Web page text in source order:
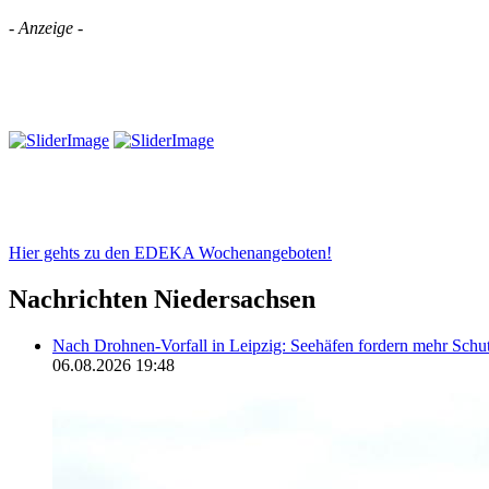
- Anzeige -
Hier gehts zu den EDEKA Wochenangeboten!
Nachrichten Niedersachsen
Nach Drohnen-Vorfall in Leipzig: Seehäfen fordern mehr
06.08.2026 19:48